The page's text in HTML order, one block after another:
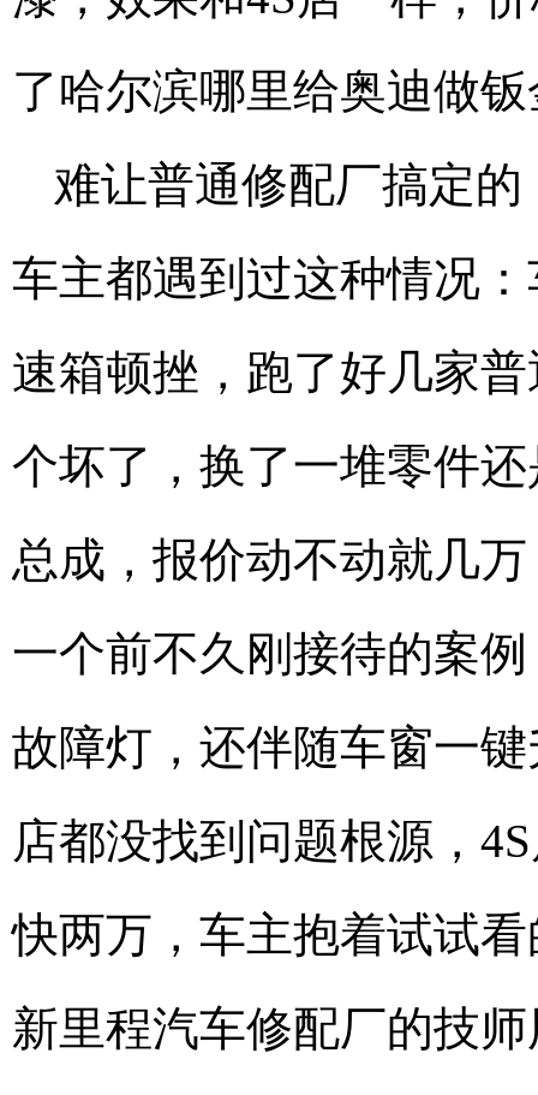
了哈尔滨哪里给奥迪做
难让普通修配厂搞定
车主都遇到过这种情况
速箱顿挫，跑了好几家
个坏了，换了一堆零件
总成，报价动不动就几
一个前不久刚接待的案
故障灯，还伴随车窗一
店都没找到问题根源，
快两万，车主抱着试试
新里程汽车修配厂的技